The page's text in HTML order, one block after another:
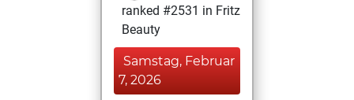
ranked #2531 in Fritz
Beauty
Samstag, Februar
7, 2026